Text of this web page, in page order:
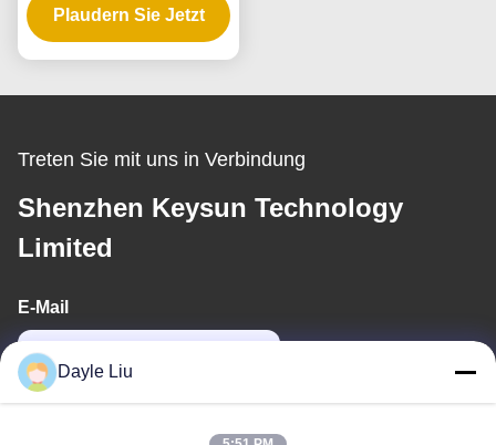
Feuerfestmaterial
Plaudern Sie Jetzt
Treten Sie mit uns in Verbindung
Shenzhen Keysun Technology
Limited
E-Mail
Dayle Liu